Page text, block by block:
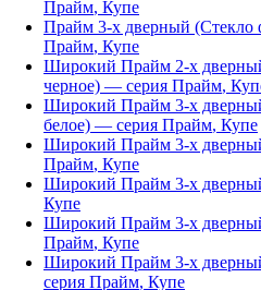
Прайм, Купе
Прайм 3-х дверный
Прайм, Купе
Широкий Прайм 2-х
черное) — серия Прайм,
Широкий Прайм 3-х
белое) — серия Прайм, Купе
Широкий Прайм 3-х
Прайм, Купе
Широкий Прайм 3-х
Купе
Широкий Прайм 3-х
Прайм, Купе
Широкий Прайм 3-х
серия Прайм, Купе